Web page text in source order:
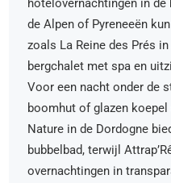
hotelovernachtingen in de
de Alpen of Pyreneeën
zoals La Reine des Prés
bergchalet met spa en
Voor een nacht onder de
boomhut of glazen
Nature in de Dordogne
bubbelbad, terwijl
overnachtingen in